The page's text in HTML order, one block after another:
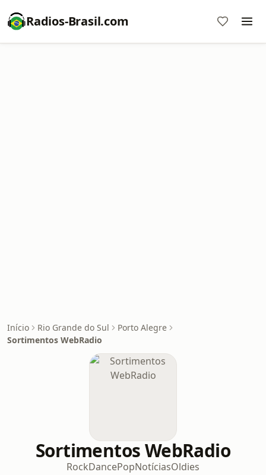
Radios-Brasil.com
Início Rio Grande do Sul
Porto Alegre
Sortimentos WebRadio
Sortimentos WebRadio
RockDancePopNotíciasOldies